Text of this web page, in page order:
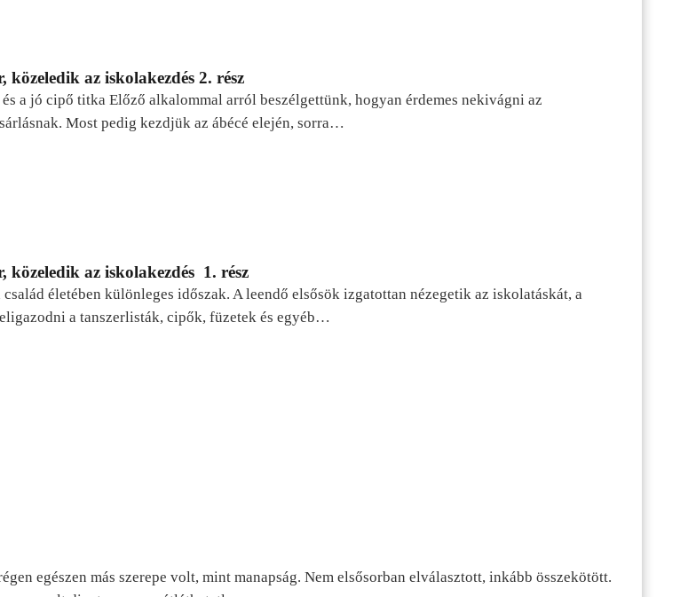
közeledik az iskolakezdés 2. rész
a jó cipő titka Előző alkalommal arról beszélgettünk, hogyan érdemes nekivágni az
Most pedig kezdjük az ábécé elején, sorra…
közeledik az iskolakezdés 1. rész
életében különleges időszak. A leendő elsősök izgatottan nézegetik az iskolatáskát, a
a tanszerlisták, cipők, füzetek és egyéb…
egészen más szerepe volt, mint manapság. Nem elsősorban elválasztott, inkább összekötött.